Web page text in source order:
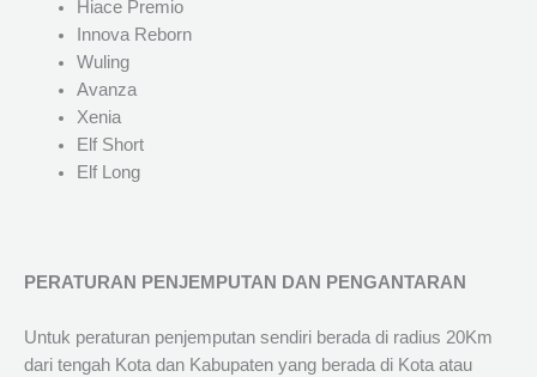
Hiace Premio
Innova Reborn
Wuling
Avanza
Xenia
Elf Short
Elf Long
PERATURAN PENJEMPUTAN DAN PENGANTARAN
Untuk peraturan penjemputan sendiri berada di radius 20Km
dari tengah Kota dan Kabupaten yang berada di Kota atau